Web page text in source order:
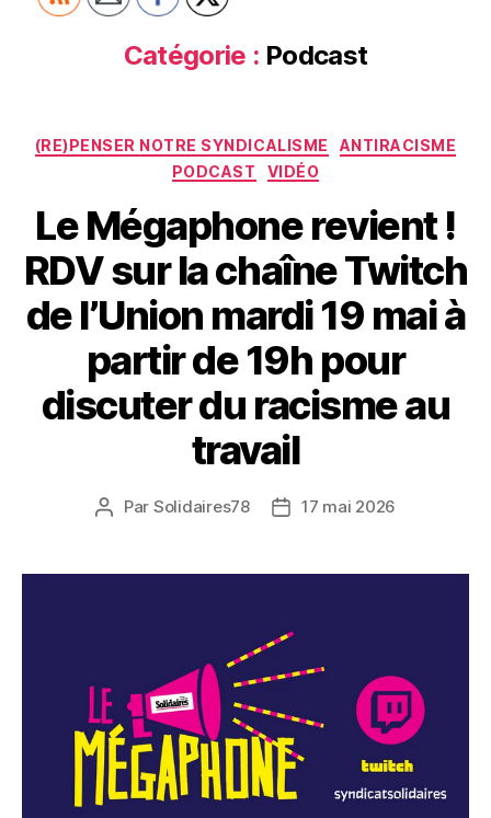
Catégorie : Podcast
Catégories
(RE)PENSER NOTRE SYNDICALISME
ANTIRACISME
PODCAST
VIDÉO
Le Mégaphone revient !
RDV sur la chaîne Twitch
de l’Union mardi 19 mai à
partir de 19h pour
discuter du racisme au
travail
Auteur
Par Solidaires78
Date17 mai 2026